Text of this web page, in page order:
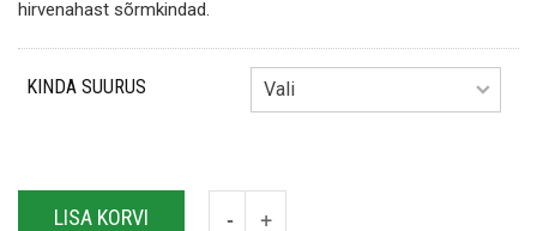
hirvenahast sõrmkindad.
KINDA SUURUS
LISA KORVI